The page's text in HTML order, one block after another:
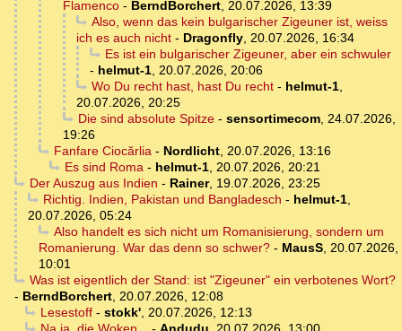
Flamenco - BerndBorchert, 20.07.2026, 13:39
Also, wenn das kein bulgarischer Zigeuner ist, weiss
ich es auch nicht - Dragonfly, 20.07.2026, 16:34
Es ist ein bulgarischer Zigeuner, aber ein schwuler
- helmut-1, 20.07.2026, 20:06
Wo Du recht hast, hast Du recht- helmut-1,
20.07.2026, 20:25
Die sind absolute Spitze- sensortimecom, 24.07.2026,
19:26
Fanfare Ciocărlia- Nordlicht, 20.07.2026, 13:16
Es sind Roma- helmut-1, 20.07.2026, 20:21
Der Auszug aus Indien - Rainer, 19.07.2026, 23:25
Richtig. Indien, Pakistan und Bangladesch - helmut-1,
20.07.2026, 05:24
Also handelt es sich nicht um Romanisierung, sondern um
Romanierung. War das denn so schwer? - MausS, 20.07.2026,
10:01
Was ist eigentlich der Stand: ist "Zigeuner" ein verbotenes Wort?
- BerndBorchert, 20.07.2026, 12:08
Lesestoff- stokk', 20.07.2026, 12:13